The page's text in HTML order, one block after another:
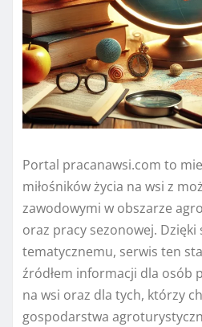
Portal pracanawsi.com to
miłośników życia na wsi z
zawodowymi w obszarze
oraz pracy sezonowej.
tematycznemu, serwis ten
źródłem informacji dla osób
na wsi oraz dla tych, którzy
gospodarstwa